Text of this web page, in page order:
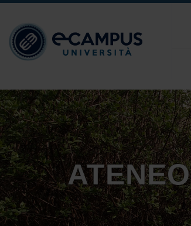
ATENEO